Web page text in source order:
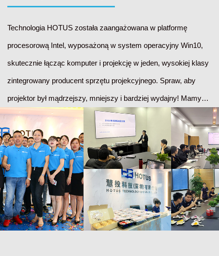
Technologia HOTUS została zaangażowana w platformę
procesorową Intel, wyposażoną w system operacyjny Win10,
skutecznie łącząc komputer i projekcję w jeden, wysokiej klasy
zintegrowany producent sprzętu projekcyjnego. Spraw, aby
projektor był mądrzejszy, mniejszy i bardziej wydajny! Mamy
szczęście zgromadzić grupę profesjonalnych inżynierów z
doświadczeniem branżowym w zakresie konstrukcji, sprzętu,
oprogramowania itp., posiada prawie 20 krajowych patentów
technologicznych, ponad 40 praw autorskich do
oprogramowania.